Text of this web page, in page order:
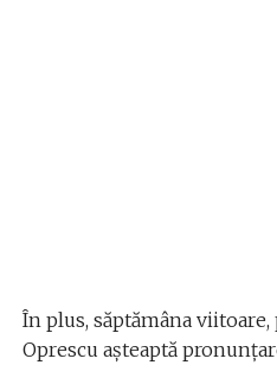
În plus, săptămâna
Oprescu așteaptă